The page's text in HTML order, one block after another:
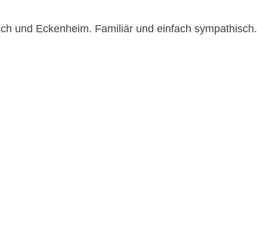
und Eckenheim. Familiär und einfach sympathisch.